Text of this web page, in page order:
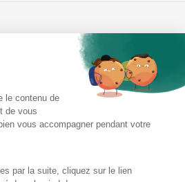
le contenu de
de vous
vous accompagner pendant votre
par la suite, cliquez sur le lien